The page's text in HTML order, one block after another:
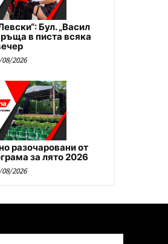
Бул. „Васил
в писта всяка
08/2026
разочаровани от
за лято 2026
08/2026